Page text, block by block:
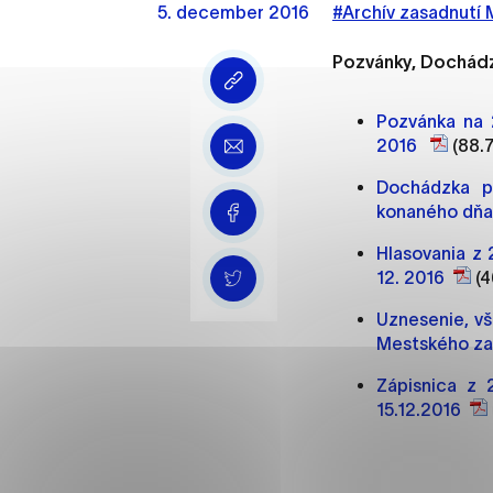
5. december 2016 #Archív zasadnutí
Pozvánky,
Pozvánka
2016
Dochádzka
konaného
Hlasovania z
12. 2016
Uznesenie,
Mestského
Zápisnica z
15.12.2016
Vyberte úroveň
Technické cookies
že umožňujú základné
stránky. Bez týchto
Analytické cookies
Analytické cookies
aby mohol stránky